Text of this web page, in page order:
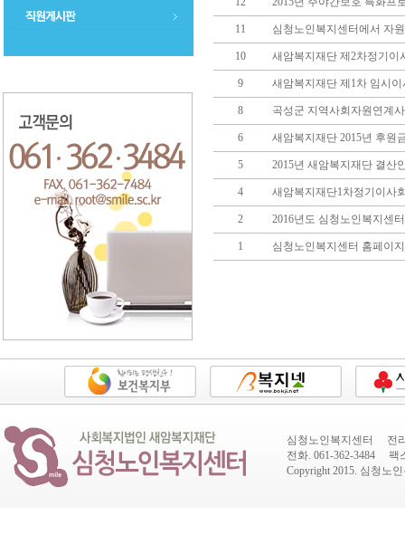
11 심청노인복지센터에서 자
10 새암복지재단 제2차정기
9 새암복지재단 제1차 임시
8 곡성군 지역사회자원연계
6 새암복지재단 2015년 후
5 2015년 새암복지재단 결산
4 새암복지재단1차정기이사
2 2016년도 심청노인복지센
1 심청노인복지센터 홈페이
심청노인복지센터 전
전화. 061-362-3484 팩
Copyright 2015. 심청노